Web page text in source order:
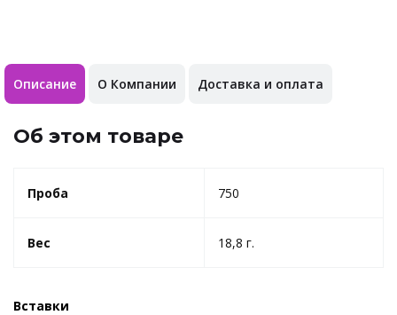
Описание О Компании Доставка и оплата
Об этом товаре
Проба 750
Вес 18,8 г.
Вставки